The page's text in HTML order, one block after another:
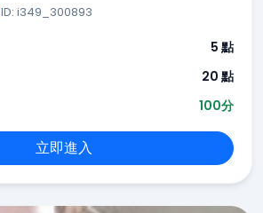
ID: i349_300893
5 點
20 點
100分
立即進入